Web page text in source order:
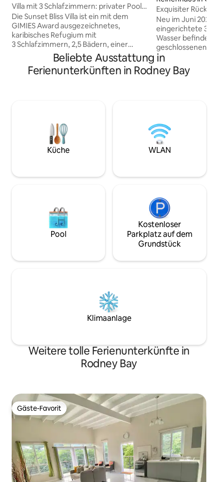
Villa mit 3 Schlafzimmern: privater Pool,
Meerblick, 10 Minuten zum Strand
Die Sunset Bliss Villa ist ein mit dem
GIMIES Award ausgezeichnetes,
karibisches Refugium mit
3 Schlafzimmern, 2,5 Bädern, einer
kühlen Brise aus dem Osten und einem
unvergesslichen Blick auf den
Sonnenuntergang. Die tropische
Sonnenbaden. Die Unterkunft liegt nur
5–10 Minuten von Rodney Bay, den
Stränden, Restaurants und
Sehenswürdigkeiten entfernt und bietet
komfortablen Aufenthalt. Eingezäunt
Exquisiter
Neu im Juni 2025! Dieses wunderschön
eingerichtete 3-
Wasser befindet
geschlossenen
von Rodney Bay
Schritte von
dem Nachtleben entfernt.
verfügen über
einen herrlichen
Yachthafen; das
und Personen
Beliebte Ausstattung in
Ferienunterkünften in Rodney Bay
Küche WLAN
Pool
Kostenloser
Parkplatz auf dem
Grundstück
Klimaanlage
Weitere tolle Ferienunterkünfte in
Rodney Bay
Gäste-Favorit
Gäste-Favorit